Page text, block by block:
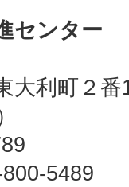
センター
大利町２
5489